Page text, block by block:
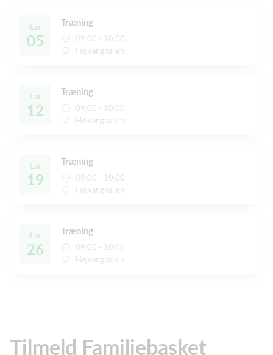
Lør
05
Træning
09:00 - 10:00
Højvanghallen
Lør
12
Træning
09:00 - 10:00
Højvanghallen
Lør
19
Træning
09:00 - 10:00
Højvanghallen
Lør
26
Træning
09:00 - 10:00
Højvanghallen
Tilmeld Familiebasket